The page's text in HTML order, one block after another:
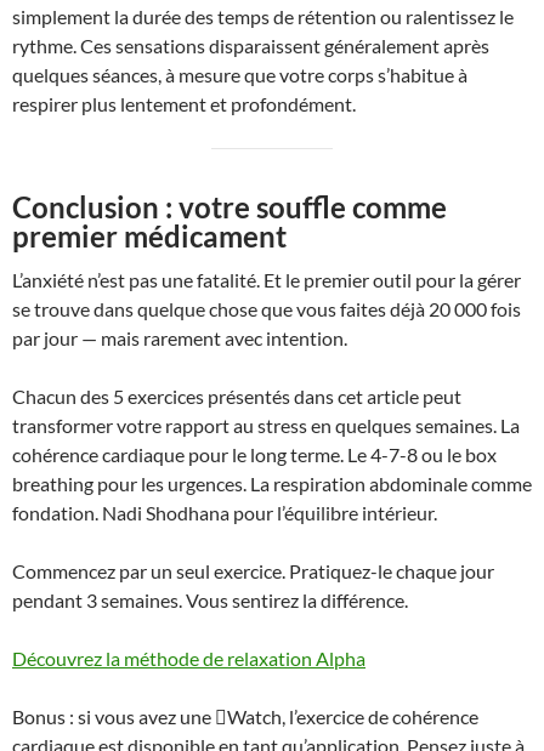
simplement la durée des temps de rétention ou ralentissez le
rythme. Ces sensations disparaissent généralement après
quelques séances, à mesure que votre corps s’habitue à
respirer plus lentement et profondément.
Conclusion : votre souffle comme
premier médicament
L’anxiété n’est pas une fatalité. Et le premier outil pour la gérer
se trouve dans quelque chose que vous faites déjà 20 000 fois
par jour — mais rarement avec intention.
Chacun des 5 exercices présentés dans cet article peut
transformer votre rapport au stress en quelques semaines. La
cohérence cardiaque pour le long terme. Le 4-7-8 ou le box
breathing pour les urgences. La respiration abdominale comme
fondation. Nadi Shodhana pour l’équilibre intérieur.
Commencez par un seul exercice. Pratiquez-le chaque jour
pendant 3 semaines. Vous sentirez la différence.
Découvrez la méthode de relaxation Alpha
Bonus : si vous avez une Watch, l’exercice de cohérence
cardiaque est disponible en tant qu’application. Pensez juste à